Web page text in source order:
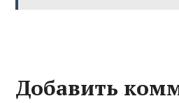
Добавить